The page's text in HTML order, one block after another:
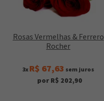
Rosas Vermelhas & Ferrero
Rocher
3x R$ 67,63 sem juros
por R$ 202,90